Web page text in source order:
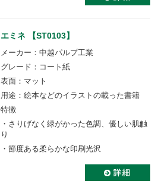
エミネ 【ST0103】
メーカー：中越パルプ工業
グレード：コート紙
表面：マット
用途：絵本などのイラストの載った書籍
特徴
・さりげなく緑がかった色調、優しい肌触
り
・節度ある柔らかな印刷光沢